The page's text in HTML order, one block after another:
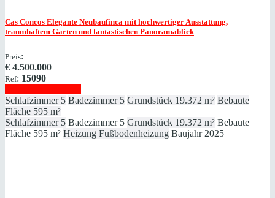
Cas Concos Elegante Neubaufinca mit hochwertiger Ausstattung,
traumhaftem Garten und fantastischen Panoramablick
Preis:
€ 4.500.000
Ref: 15090
Schlafzimmer 5 Badezimmer 5 Grundstück 19.372 m² Bebaute
Fläche 595 m²
Schlafzimmer 5 Badezimmer 5 Grundstück 19.372 m² Bebaute
Fläche 595 m² Heizung Fußbodenheizung Baujahr 2025